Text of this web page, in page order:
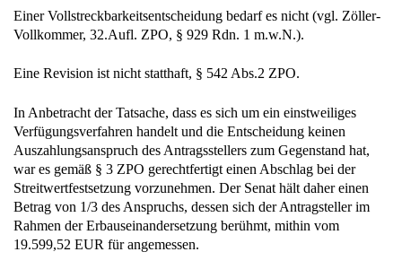
Vollkommer, 32.Aufl. ZPO, § 929 Rdn. 1 m.w.N.).
Verfügungsverfahren handelt und die Entscheidung keinen
Auszahlungsanspruch des Antragsstellers zum Gegenstand hat,
war es gemäß § 3 ZPO gerechtfertigt einen Abschlag bei der
Streitwertfestsetzung vorzunehmen. Der Senat hält daher einen
Betrag von 1/3 des Anspruchs, dessen sich der Antragsteller im
Rahmen der Erbauseinandersetzung berühmt, mithin vom
19.599,52 EUR für angemessen.